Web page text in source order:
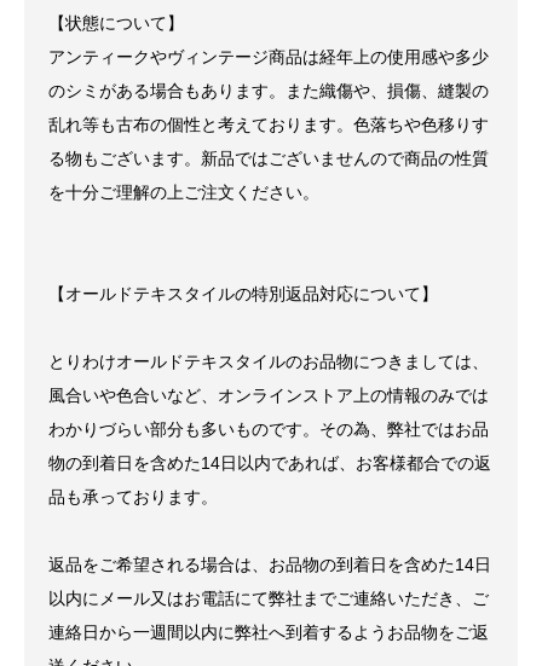
【状態について】
アンティークやヴィンテージ商品は経年上の使用感や多少
のシミがある場合もあります。また織傷や、損傷、縫製の
乱れ等も古布の個性と考えております。色落ちや色移りす
る物もございます。新品ではございませんので商品の性質
を十分ご理解の上ご注文ください。
【オールドテキスタイルの特別返品対応について】
とりわけオールドテキスタイルのお品物につきましては、
風合いや色合いなど、オンラインストア上の情報のみでは
わかりづらい部分も多いものです。その為、弊社ではお品
物の到着日を含めた14日以内であれば、お客様都合での返
品も承っております。
返品をご希望される場合は、お品物の到着日を含めた14日
以内にメール又はお電話にて弊社までご連絡いただき、ご
連絡日から一週間以内に弊社へ到着するようお品物をご返